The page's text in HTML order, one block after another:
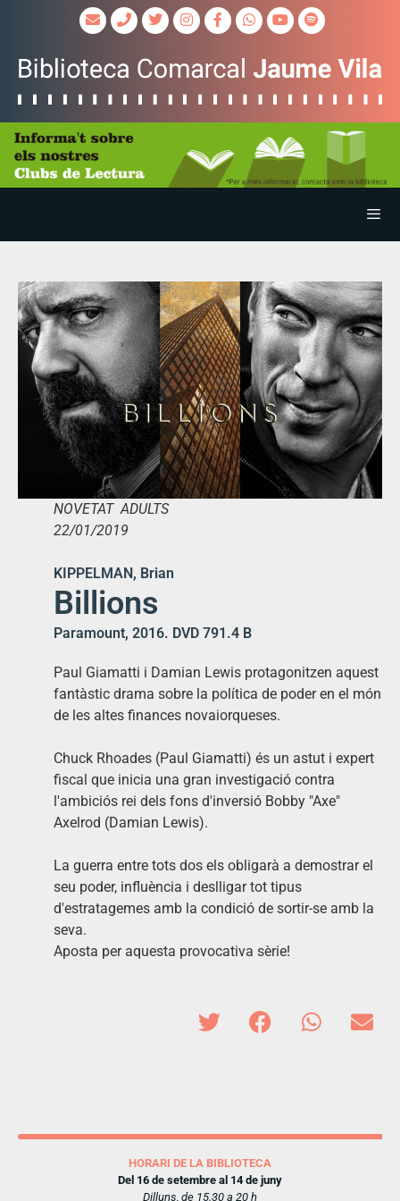
NOVETAT ADULTS
22/01/2019
KIPPELMAN, Brian
Billions
Paramount, 2016. DVD 791.4 B
Paul Giamatti i Damian Lewis protagonitzen aquest
fantàstic drama sobre la política de poder en el món
de les altes finances novaiorqueses.
Chuck Rhoades (Paul Giamatti) és un astut i expert
fiscal que inicia una gran investigació contra
l'ambiciós rei dels fons d'inversió Bobby "Axe"
Axelrod (Damian Lewis).
La guerra entre tots dos els obligarà a demostrar el
seu poder, influència i deslligar tot tipus
d'estratagemes amb la condició de sortir-se amb la
seva.
Aposta per aquesta provocativa sèrie!
HORARI DE LA BIBLIOTECA
Del 16 de setembre al 14 de juny
Dilluns, de 15.30 a 20 h